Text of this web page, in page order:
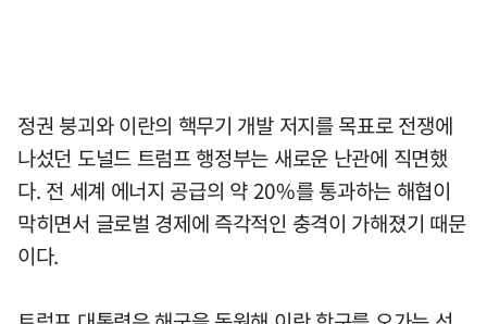
정권 붕괴와 이란의 핵무기 개발 저지를 목표로 전쟁에
나섰던 도널드 트럼프 행정부는 새로운 난관에 직면했
다. 전 세계 에너지 공급의 약 20%를 통과하는 해협이
막히면서 글로벌 경제에 즉각적인 충격이 가해졌기 때문
이다.